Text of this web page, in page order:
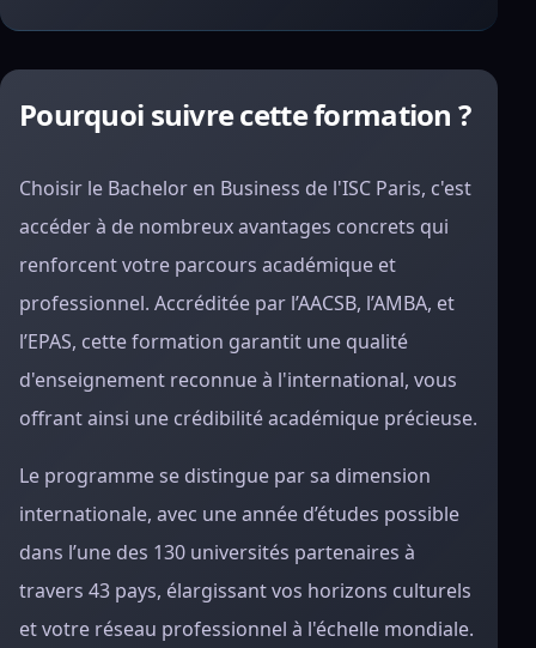
Pourquoi suivre cette formation ?
Choisir le Bachelor en Business de l'ISC Paris, c'est
accéder à de nombreux avantages concrets qui
renforcent votre parcours académique et
professionnel. Accréditée par l’AACSB, l’AMBA, et
l’EPAS, cette formation garantit une qualité
d'enseignement reconnue à l'international, vous
offrant ainsi une crédibilité académique précieuse.
Le programme se distingue par sa dimension
internationale, avec une année d’études possible
dans l’une des 130 universités partenaires à
travers 43 pays, élargissant vos horizons culturels
et votre réseau professionnel à l'échelle mondiale.